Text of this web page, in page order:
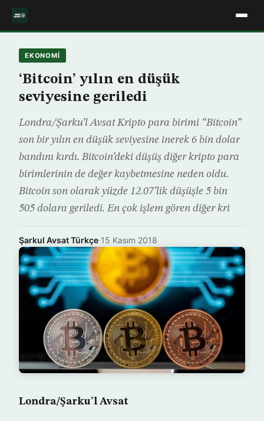
EKONOMİ
‘Bitcoin’ yılın en düşük
seviyesine geriledi
Londra/Şarku’l Avsat Kripto para birimi “Bitcoin”
son bir yılın en düşük seviyesine inerek 6 bin dolar
bandını kırdı. Bitcoin’deki düşüş diğer kripto para
birimlerinin de değer kaybetmesine neden oldu.
Bitcoin son olarak yüzde 12.07’lik düşüşle 5 bin
505 dolara geriledi. En çok işlem gören diğer kri
Şarkul Avsat Türkçe·15 Kasım 2018
Londra/Şarku’l Avsat